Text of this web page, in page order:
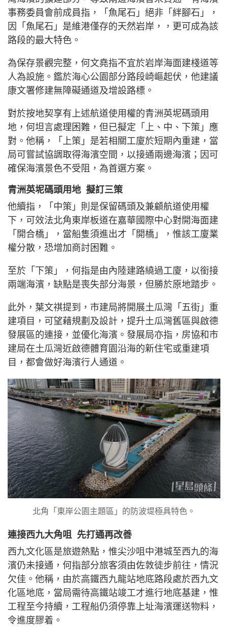
事務委員會前成員指，「魚尾石」絕非「絆腳石」，
因「魚尾石」是維港僅存的天然岩岸，，更可成為該
路段的最大特色。
為保存景觀完整，何文堯指不宜於岩岸海面建棧道等
人為設施。鑑於海心公園部分路段崎嶇起伏，他建議
康文署修建無障礙通道及增設路標。
對於按地契享有上述航道使用權的青洲英坭碼頭用
地，何坦言處理困難，但已擬定「上、中、下策」應
對。他稱，「上策」是若相關工廈於短期內重建，當
局可嘗試協調取得海濱空間，以接通兩邊海濱；因可
確保海濱景色不受阻，為首選方案。
青洲英坭碼頭用地 擬訂三策
他續指，「中策」則是保留碼頭及兼顧航道使用權
下，可效法北角東岸板道在嘉華國際中心對開海面建
「開合橋」，當船隻須進出才「開橋」，惟該工廈業
權分散，恐增加商討困難。
至於「下策」，何指是由內陸建路繞過工廈，以銜接
兩端海濱，缺點是喪失部分海景，但勝於原地踏步。
此外，葉文祺提到，市建局將開展土瓜灣「五街」重
建項目，可望藉規劃及設計，提升土瓜灣舊區與啟德
發展區的連接，並優化海濱。發展局亦指，房協和市
建局在土瓜灣近啟德體育園沿海的新住宅或重建項
目，都會做好海濱行人通道。
北角「東岸公園主題區」的防波堤極具特色。
連接西九大角咀 先打通再改善
西九文化區是旅遊熱點，惟尖沙咀中港城至西九的海
濱仍未接通，何指部分旅客須由佐敦徒步前往，情況
欠佳。他稱，由於高鐵西九龍站地底路段處於西九文
化區地底，當局需待高鐵站竣工才進行地底基建，惟
工程至今持續，工程船仍須停靠上址海濱運送物料，
令進度膠着。